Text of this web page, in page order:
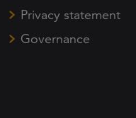
Privacy statement
Governance